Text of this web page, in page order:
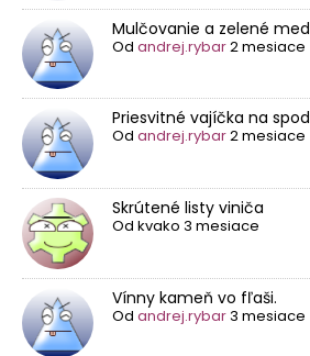
Mulčovanie a zelené
Od andrej.rybar2 mesiace
Priesvitné vajíčka na
Od andrej.rybar2 mesiace
Skrútené listy viniča
Od kvako 3 mesiace
Vínny kameň vo fľaši.
Od andrej.rybar3 mesiace